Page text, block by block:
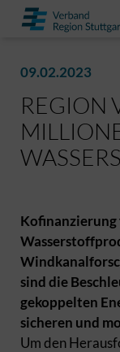
09.02.2023
REGION
sind die
gekoppelten
sicheren und
Um den